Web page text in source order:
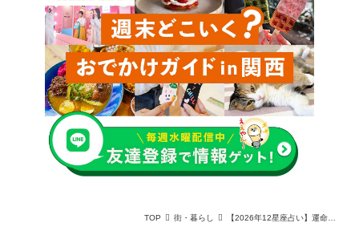
TOP 街・暮らし 【2026年12星座占い】運命が動く場所へ！あなたの今年の運勢は？